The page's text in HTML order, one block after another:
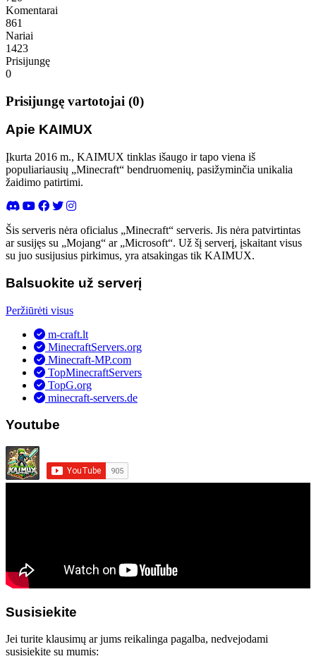
Komentarai
861
Nariai
1423
Prisijungę
0
Prisijungę vartotojai (0)
Apie KAIMUX
Įkurta 2016 m., KAIMUX tinklas išaugo ir tapo viena iš
populiariausių „Minecraft“ bendruomenių, pasižyminčia unikalia
žaidimo patirtimi.
Šis serveris nėra oficialus „Minecraft“ serveris. Jis nėra patvirtintas
ar susijęs su „Mojang“ ar „Microsoft“. Už šį serverį, įskaitant visus
su juo susijusius pirkimus, yra atsakingas tik KAIMUX.
Balsuokite už serverį
Peržiūrėti visus
m-craft.lt
MinecraftServers.org
Minecraft-MP.com
TopMinecraftServers
TopG.org
minecraft-servers.de
Youtube
Susisiekite
Jei turite klausimų ar jums reikalinga pagalba, nedvejodami
susisiekite su mumis: